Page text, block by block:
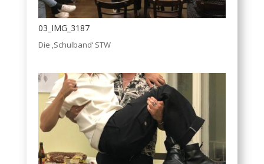
03_IMG_3187
Die ‚Schulband‘ STW